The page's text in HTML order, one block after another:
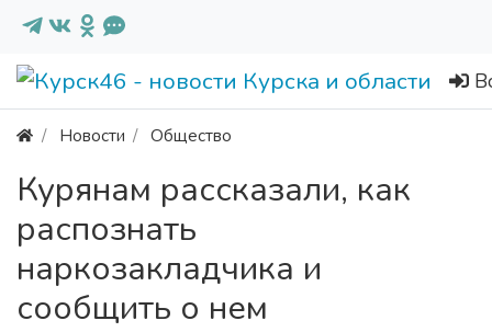
Новости Общество
Курянам рассказали, как
распознать
наркозакладчика и
сообщить о нем